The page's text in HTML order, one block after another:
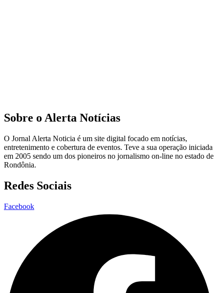
Sobre o Alerta Notícias
O Jornal Alerta Noticia é um site digital focado em notícias,
entretenimento e cobertura de eventos. Teve a sua operação iniciada
em 2005 sendo um dos pioneiros no jornalismo on-line no estado de
Rondônia.
Redes Sociais
Facebook